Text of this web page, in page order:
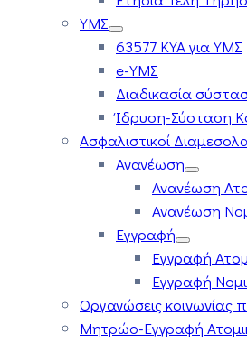
ΥΜΣ
63577 ΚΥΑ για ΥΜΣ
e-ΥΜΣ
Διαδικασία
Ίδρυση-Σύσταση
Ασφαλιστικοί
Ανανέωση
Ανανέωση
Ανανέωση
Εγγραφή
Εγγραφή
Εγγραφή
Οργανώσεις κοινωνίας
Μητρώο-Εγγραφή